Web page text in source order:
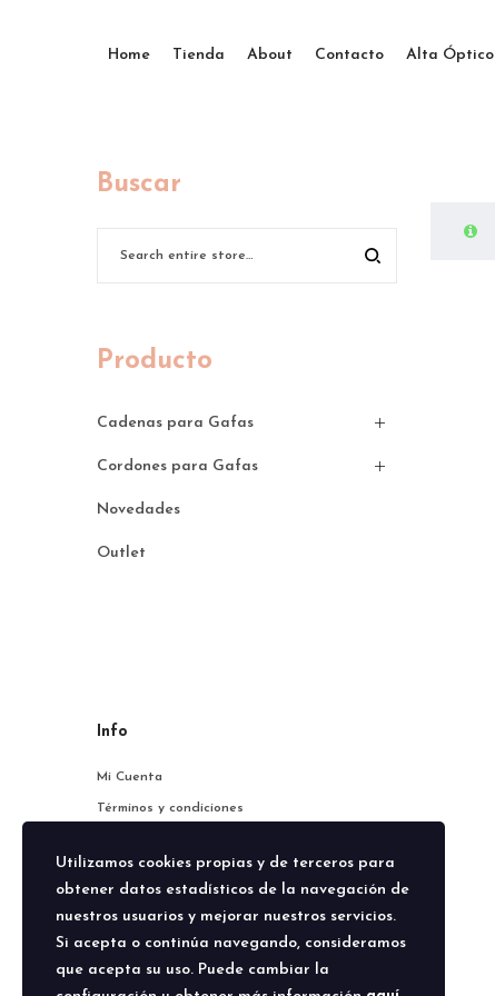
Home Tienda About Contacto Alta Óptico
Buscar
Producto
Cadenas para Gafas
Cordones para Gafas
Novedades
Outlet
Info
Mi Cuenta
Términos y condiciones
Shop
www.susanamata.es
Susana Mata Rocaful
Utilizamos cookies propias y de terceros para
obtener datos estadísticos de la navegación de
nuestros usuarios y mejorar nuestros servicios.
Si acepta o continúa navegando, consideramos
que acepta su uso. Puede cambiar la